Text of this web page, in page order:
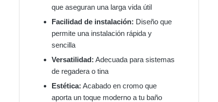
que aseguran una larga vida útil
Facilidad de instalación: Diseño que
permite una instalación rápida y
sencilla
Versatilidad: Adecuada para sistemas
de regadera o tina
Estética: Acabado en cromo que
aporta un toque moderno a tu baño